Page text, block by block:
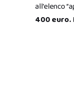
all’elenco
400 euro.